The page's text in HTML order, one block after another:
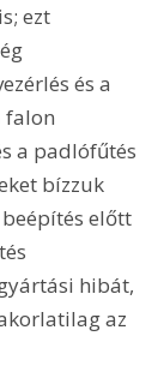
ezt
és a
falon
a padlófűtés
bízzuk
előtt
hibát,
az